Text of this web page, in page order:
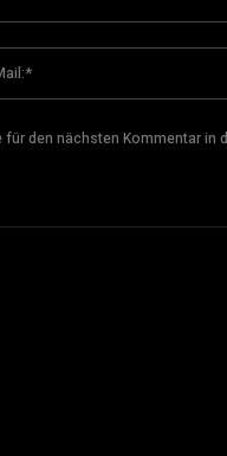
den nächsten Kommentar in